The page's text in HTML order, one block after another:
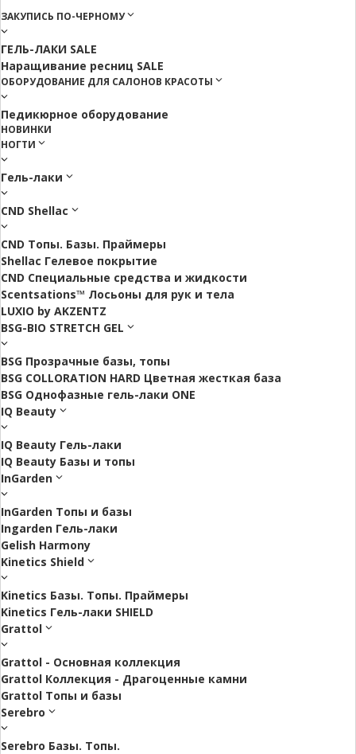
ЗАКУПИСЬ ПО-ЧЕРНОМУ
ГЕЛЬ-ЛАКИ SALE
Наращивание ресниц SALE
ОБОРУДОВАНИЕ ДЛЯ САЛОНОВ КРАСОТЫ
Педикюрное оборудование
НОВИНКИ
НОГТИ
Гель-лаки
CND Shellac
CND Топы. Базы. Праймеры
Shellac Гелевое покрытие
CND Специальные средства и жидкости
Scentsations™ Лосьоны для рук и тела
LUXIO by AKZENTZ
BSG-BIO STRETCH GEL
BSG Прозрачные базы, топы
BSG COLLORATION HARD Цветная жесткая база
BSG Однофазные гель-лаки ONE
IQ Beauty
IQ Beauty Гель-лаки
IQ Beauty Базы и топы
InGarden
InGarden Топы и базы
Ingarden Гель-лаки
Gelish Harmony
Kinetics Shield
Kinetics Базы. Топы. Праймеры
Kinetics Гель-лаки SHIELD
Grattol
Grattol - Oснoвнaя коллекция
Grattol Коллекция - Драгоценные камни
Grattol Топы и базы
Serebro
Serebro Базы. Топы.